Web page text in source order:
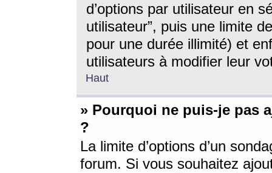
d’options par utilisateur en
utilisateur”, puis une limite
pour une durée illimité) et
utilisateurs à modifier leur
Haut
» Pourquoi ne puis-je pas
?
La limite d’options d’un
forum. Si vous souhaitez